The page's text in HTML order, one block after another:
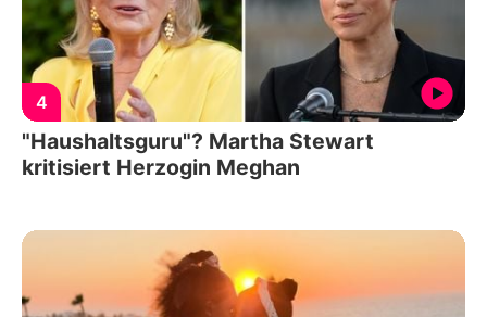
4
"Haushaltsguru"? Martha Stewart
kritisiert Herzogin Meghan